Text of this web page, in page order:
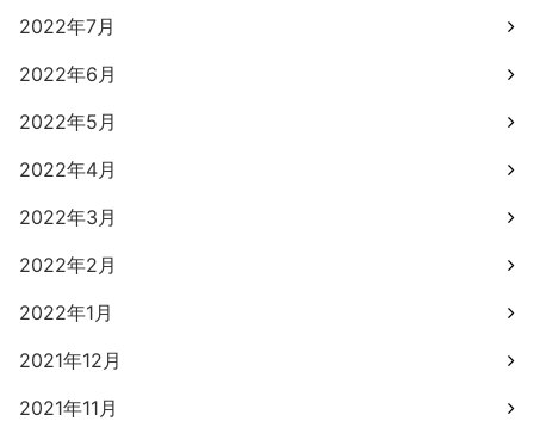
2022年7月
2022年6月
2022年5月
2022年4月
2022年3月
2022年2月
2022年1月
2021年12月
2021年11月